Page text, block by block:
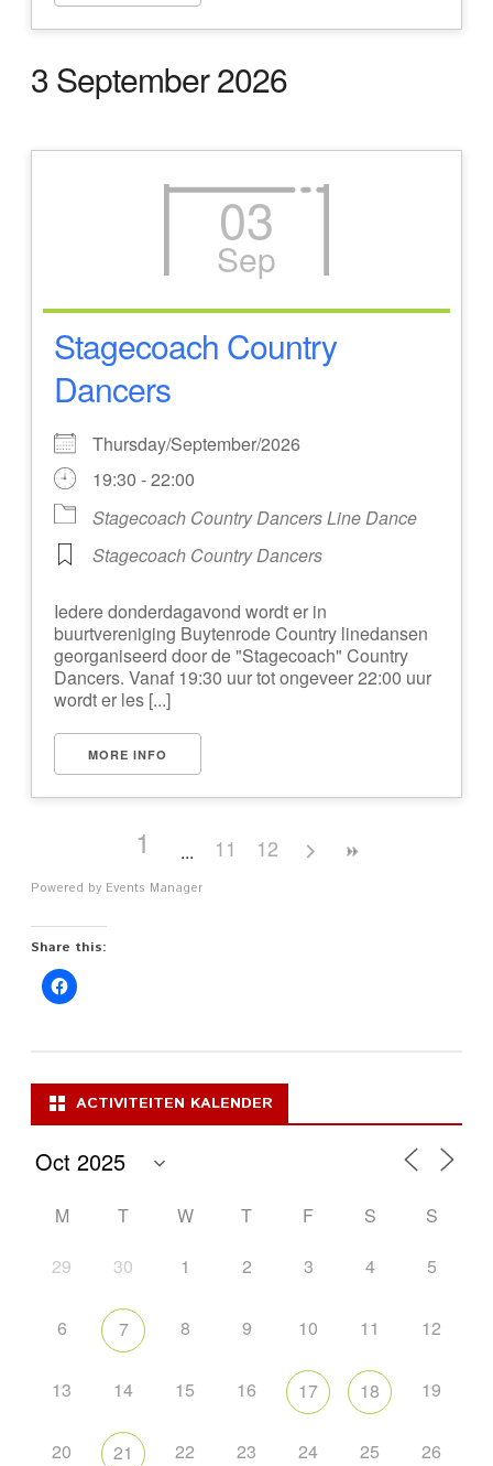
3 September 2026
03
Sep
Stagecoach Country
Dancers
Thursday/September/2026
19:30 - 22:00
Stagecoach Country Dancers Line Dance
Stagecoach Country Dancers
Iedere donderdagavond wordt er in
buurtvereniging Buytenrode Country linedansen
georganiseerd door de "Stagecoach" Country
Dancers. Vanaf 19:30 uur tot ongeveer 22:00 uur
wordt er les [...]
MORE INFO
1 11 12
Powered by Events Manager
Share this:
ACTIVITEITEN KALENDER
M T W T F S
S
29
30 1 2 3 4 5
6 7 8 9 10 11 12
13 14 15 16 17 18 19
20 21 22 23 24 25 26